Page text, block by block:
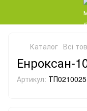
Каталог Всі
Енроксан-
Артикул: ТП0210025